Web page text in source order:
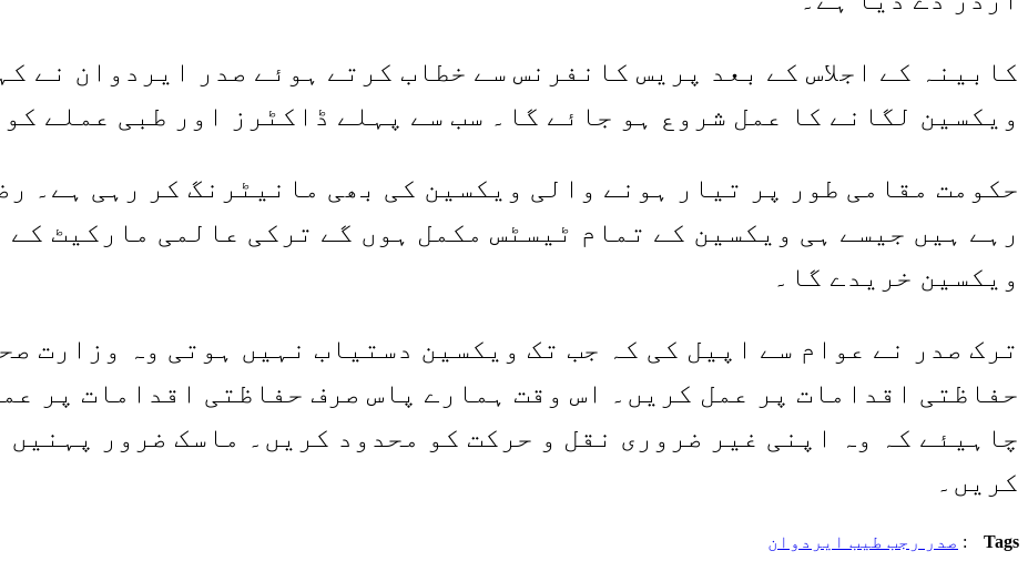
کابینہ کے اجلاس کے بعد پریس کانفرنس سے خطاب کرتے ہوئے صدر ایردوان نے
ویکسین لگانے کا عمل شروع ہو جائے گا۔ سب سے پہلے ڈاکٹرز اور طبی عملے
حکومت مقامی طور پر تیار ہونے والی ویکسین کی بھی مانیٹرنگ کر رہی ہے۔
رہے ہیں جیسے ہی ویکسین کے تمام ٹیسٹس مکمل ہوں گے ترکی عالمی مارکیٹ
ویکسین خریدے گا۔
ترک صدر نے عوام سے اپیل کی کہ جب تک ویکسین دستیاب نہیں ہوتی وہ وزارت
حفاظتی اقدامات پر عمل کریں۔ اس وقت ہمارے پاس صرف حفاظتی اقدامات پر
چاہیئے کہ وہ اپنی غیر ضروری نقل و حرکت کو محدود کریں۔ ماسک ضرور پہنیں
کریں۔
Tags
: صدر رجب طیب ایردوان